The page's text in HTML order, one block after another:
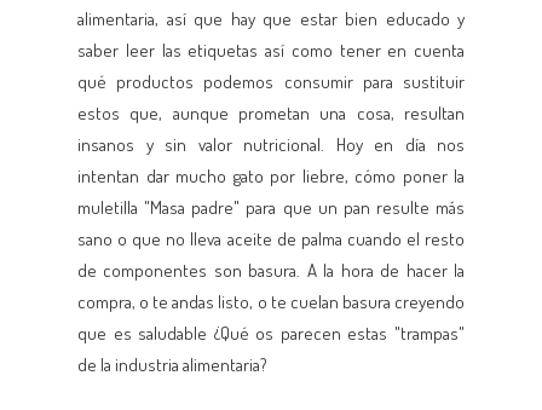
alimentaria, así que hay que estar bien educado y
saber leer las etiquetas así como tener en cuenta
qué productos podemos consumir para sustituir
estos que, aunque prometan una cosa, resultan
insanos y sin valor nutricional. Hoy en día nos
intentan dar mucho gato por liebre, cómo poner la
muletilla "Masa padre" para que un pan resulte más
sano o que no lleva aceite de palma cuando el resto
de componentes son basura. A la hora de hacer la
compra, o te andas listo, o te cuelan basura creyendo
que es saludable ¿Qué os parecen estas "trampas"
de la industria alimentaria?